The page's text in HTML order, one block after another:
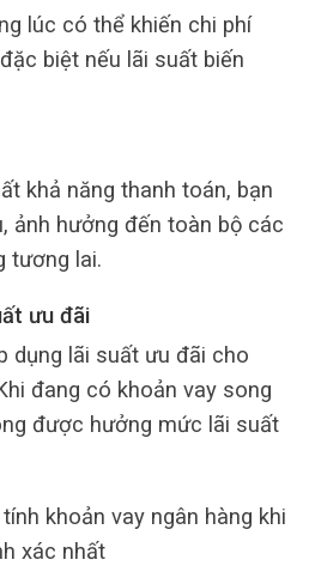
lúc có thể khiến chi phí
biệt nếu lãi suất biến
khả năng thanh toán, bạn
ảnh hưởng đến toàn bộ các
tương lai.
ưu đãi
dụng lãi suất ưu đãi cho
đang có khoản vay song
được hưởng mức lãi suất
khoản vay ngân hàng khi
xác nhất